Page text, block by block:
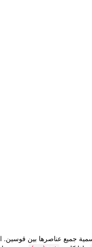
جميع عناصرها بين قوسين.